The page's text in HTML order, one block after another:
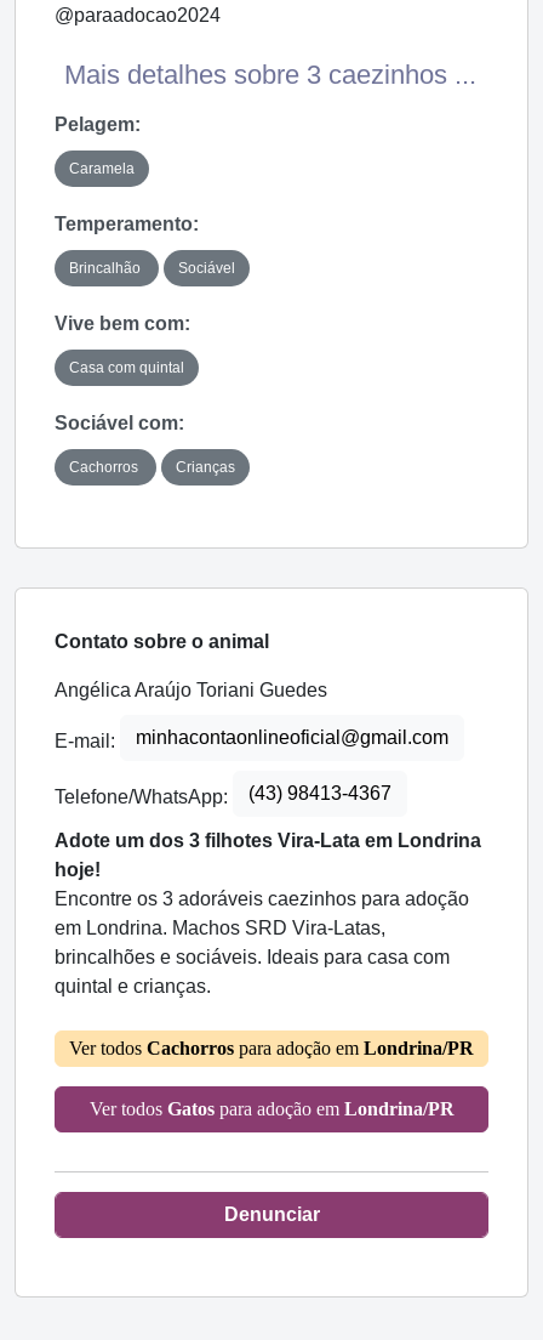
@paraadocao2024
Mais detalhes sobre 3 caezinhos ...
Pelagem:
Caramela
Temperamento:
Brincalhão Sociável
Vive bem com:
Casa com quintal
Sociável com:
Cachorros Crianças
Contato sobre o animal
Angélica Araújo Toriani Guedes
E-mail: minhacontaonlineoficial@gmail.com
Telefone/WhatsApp: (43) 98413-4367
Adote um dos 3 filhotes Vira-Lata em Londrina
hoje!
Encontre os 3 adoráveis caezinhos para adoção
em Londrina. Machos SRD Vira-Latas,
brincalhões e sociáveis. Ideais para casa com
quintal e crianças.
Ver todos Cachorros para adoção em Londrina/PR
Ver todos Gatospara adoção em Londrina/PR
Denunciar